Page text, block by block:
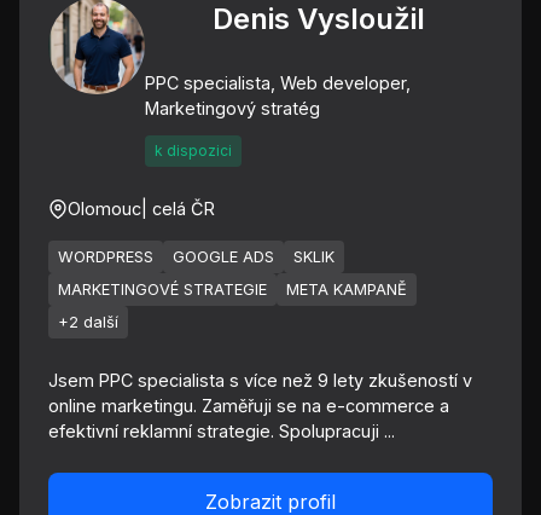
Denis Vysloužil
PPC specialista, Web developer,
Marketingový stratég
k dispozici
Olomouc | celá ČR
WORDPRESS GOOGLE ADS
SKLIK
MARKETINGOVÉ STRATEGIE
META KAMPANĚ
+2 další
Jsem PPC specialista s více než 9 lety zkušeností v
online marketingu. Zaměřuji se na e-commerce a
efektivní reklamní strategie. Spolupracuji ...
Zobrazit profil